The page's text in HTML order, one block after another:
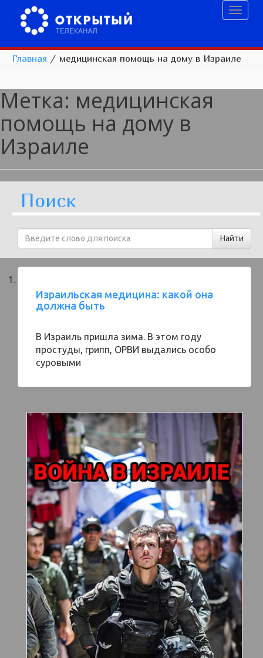
Главная / медицинская помощь на дому в Израиле
Метка: медицинская
помощь на дому в
Израиле
Поиск
Израильская медицина: какой она
должна быть
В Израиль пришла зима. В этом году
простуды, грипп, ОРВИ выдались особо
суровыми